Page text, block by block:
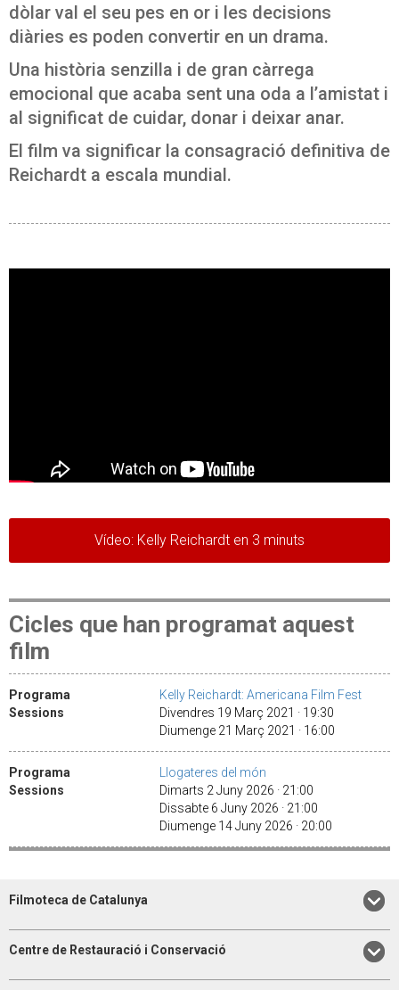
dòlar val el seu pes en or i les decisions
diàries es poden convertir en un drama.
Una història senzilla i de gran càrrega
emocional que acaba sent una oda a l’amistat i
al significat de cuidar, donar i deixar anar.
El film va significar la consagració definitiva de
Reichardt a escala mundial.
Vídeo: Kelly Reichardt en 3 minuts
Cicles que han programat aquest
film
Programa
Kelly Reichardt: Americana Film Fest
Sessions
Divendres 19 Març 2021 · 19:30
Diumenge 21 Març 2021 · 16:00
Programa
Llogateres del món
Sessions
Dimarts 2 Juny 2026 · 21:00
Dissabte 6 Juny 2026 · 21:00
Diumenge 14 Juny 2026 · 20:00
Filmoteca de Catalunya
Centre de Restauració i Conservació